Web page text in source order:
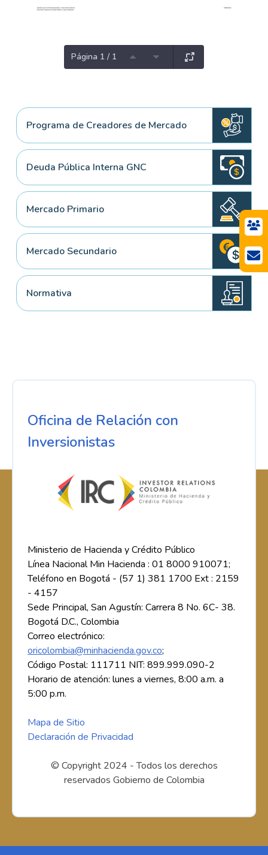
Página 1 / 1
Programa de Creadores de Mercado
Deuda Pública Interna GNC
Mercado Primario
Mercado Secundario
Normativa
Oficina de Relación con
Inversionistas
Ministerio de Hacienda y Crédito Público
Línea Nacional Min Hacienda : 01 8000 910071;
Teléfono en Bogotá - (57 1) 381 1700 Ext : 2159
- 4157
Sede Principal, San Agustín: Carrera 8 No. 6C- 38.
Bogotá D.C., Colombia
Correo electrónico:
oricolombia@minhacienda.gov.co;
Código Postal: 111711 NIT: 899.999.090-2
Horario de atención: lunes a viernes, 8:00 a.m. a
5:00 p.m.
Mapa de Sitio
Declaración de Privacidad
© Copyright 2024 - Todos los derechos
reservados Gobierno de Colombia